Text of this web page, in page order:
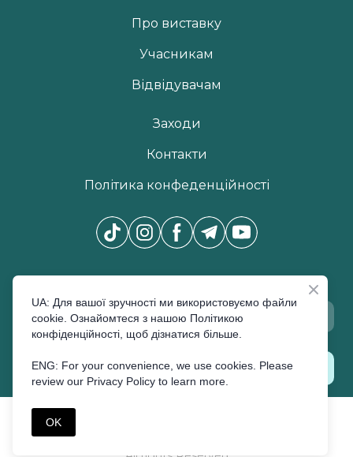
Про виставку
Учасникам
Відвідувачам
Заходи
Контакти
Політика конфеденційності
ПІДПИСАТИСЬ
UA: Для вашої зручності ми використовуємо файли
cookie. Ознайомтеся з нашою Політикою
конфіденційності, щоб дізнатися більше.
ENG: For your convenience, we use cookies. Please
review our Privacy Policy to learn more.
OK